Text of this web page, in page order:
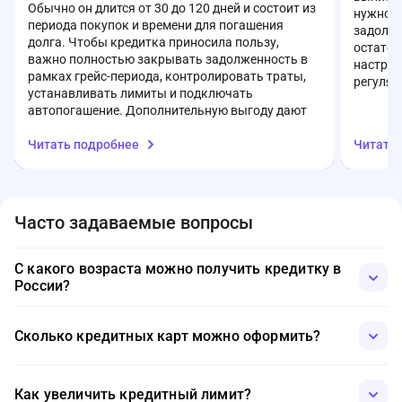
Обычно он длится от 30 до 120 дней и состоит из
периода покупок и времени для погашения
долга. Чтобы кредитка приносила пользу,
важно полностью закрывать задолженность в
рамках грейс-периода, контролировать траты,
устанавливать лимиты и подключать
автопогашение. Дополнительную выгоду дают
повышенный кешбэк на отдельные категории
кредитная карта помогает оптимизировать
внимательного отношения к расходам.
Читать подробнее
нужно
Читать
Часто задаваемые вопросы
С какого возраста можно получить кредитку в
России?
конкретные условия могут различаться в зависимости от
требований банка.
Сколько кредитных карт можно оформить?
количество зависит от кредитной истории и финансовых
Как увеличить кредитный лимит?